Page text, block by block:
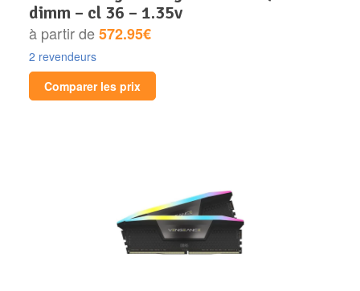
dimm – cl 36 – 1.35v
à partir de572.95€
2 revendeurs
Comparer les prix